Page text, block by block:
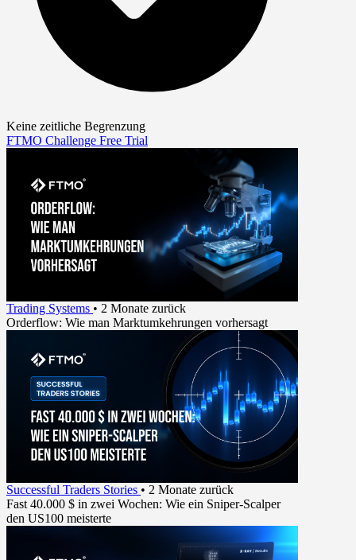
Keine zeitliche Begrenzung
FTMO Challenge Free Trial
Trading Systems • 2 Monate zurück
Orderflow: Wie man Marktumkehrungen vorhersagt
Successful Traders Stories • 2 Monate zurück
Fast 40.000 $ in zwei Wochen: Wie ein Sniper-Scalper
den US100 meisterte